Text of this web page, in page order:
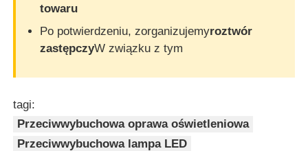
towaru
Po potwierdzeniu, zorganizujemyroztwór
zastępczyW związku z tym
tagi:
Przeciwwybuchowa oprawa oświetleniowa
Przeciwwybuchowa lampa LED